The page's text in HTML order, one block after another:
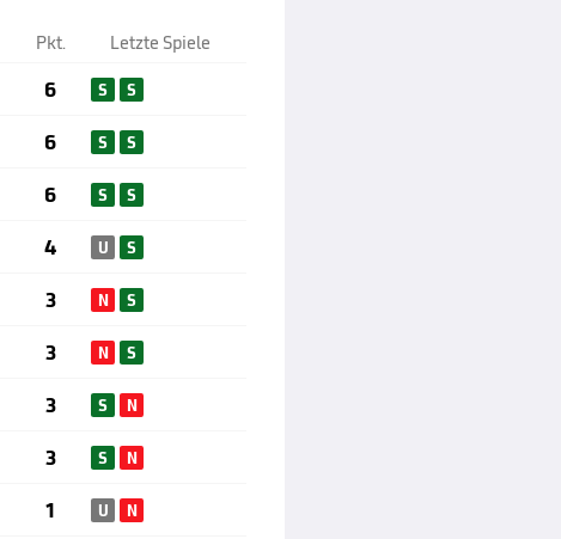
Pkt. Letzte Spiele
6 S S
6 S S
6 S S
4 U S
3 N S
3 N S
3 S N
3 S N
1 U N